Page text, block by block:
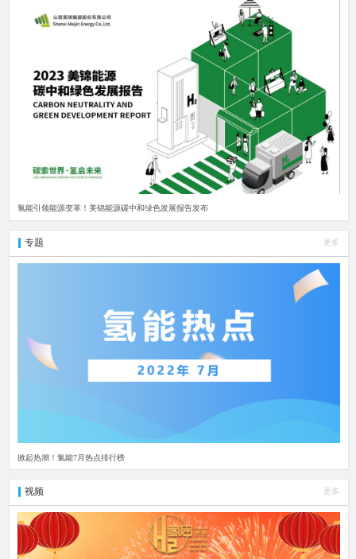
氢能引领能源变革！美锦能源碳中和绿色发展报告发布
专题 更多
掀起热潮！氢能7月热点排行榜
视频 更多